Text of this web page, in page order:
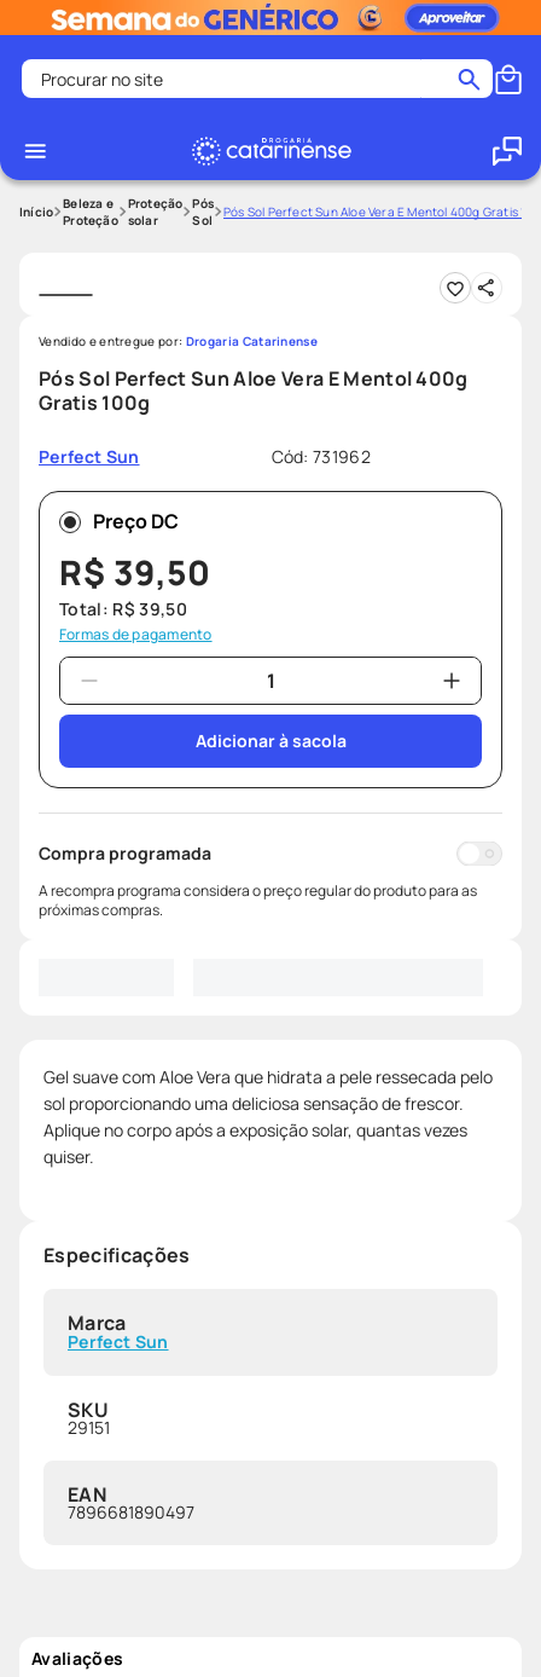
Procurar no site
1
2 º
medley
7º
lenço umedecido
10
º protetor solar
Beleza e
Proteção
Proteção
solar
Pós
Sol
Pós Sol Perfect Sun Aloe Vera E Mentol 400g Gratis
Pós Sol Perfect Sun Aloe Vera E Mentol 400g
Gratis 100g
Perfect Sun Cód:731962
Vendido e entregue por: Drogaria Catarinense
Preço DC
R$ 39,50
Total: R$ 39,50
Formas de pagamento
Adicionar à sacola
Compra programada
A recompra programa considera o preço regular do produto para as
próximas compras.
Gel suave com Aloe Vera que hidrata a pele ressecada pelo
sol proporcionando uma deliciosa sensação de frescor.
Aplique no corpo após a exposição solar, quantas vezes
quiser.
Especificações
Marca
Perfect Sun
SKU
29151
EAN
7896681890497
Avaliações